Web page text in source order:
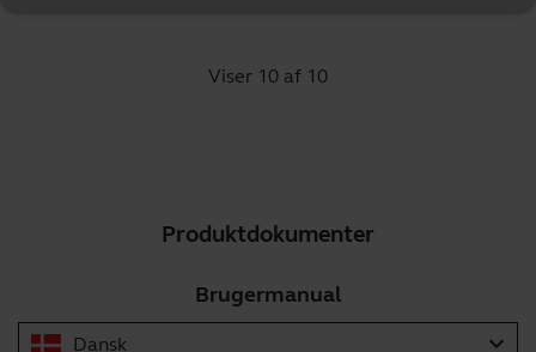
Viser 10 af 10
Produktdokumenter
Brugermanual
Dansk expand_more